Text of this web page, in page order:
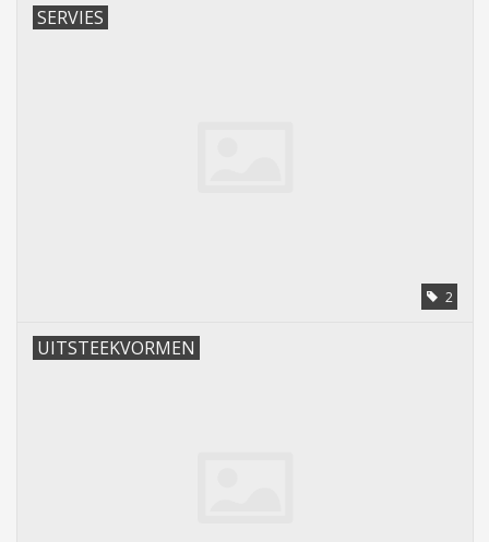
SERVIES
2
UITSTEEKVORMEN